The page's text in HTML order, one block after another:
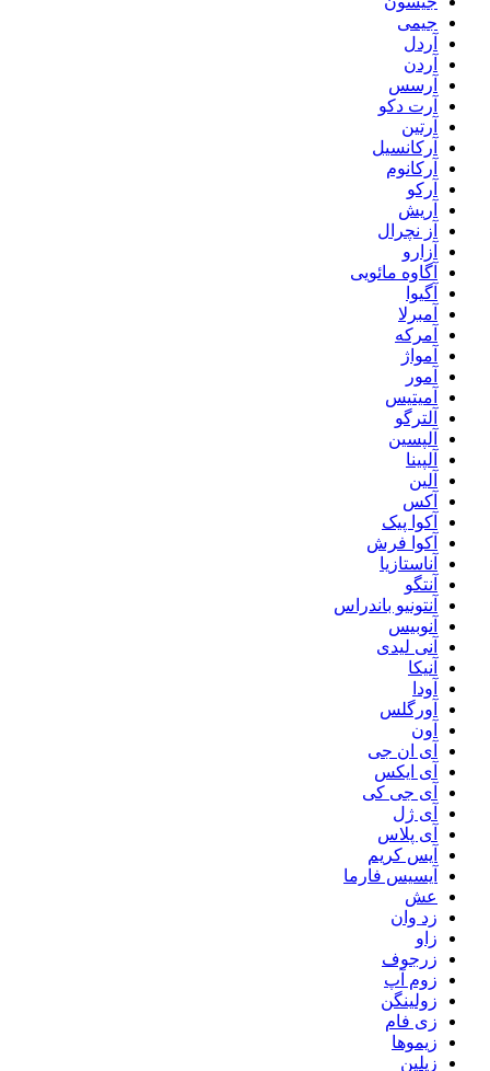
جیمی
آردل
آردن
آرسس
آرت دکو
آرتین
آرکانسیل
آرکانوم
آرکو
آریش
آز نچرال
آزارو
آگاوه مائویی
آگیوا
آمبرلا
آمرکه
آمواژ
آمور
آمیتیس
آلترگو
آلپسین
آلپینا
آلین
آکس
آکوا پیک
آکوا فرش
آناستازیا
آنتگو
آنتونیو باندراس
آنوبیس
آنی لیدی
آنیکا
آودا
آورگلس
آون
آی ان جی
آی ایکس
آی جی کی
آی ژل
آی پلاس
آیس کریم
آیسیس فارما
عش
زد وان
زاو
زرجوف
زوم آپ
زولینگن
زی فام
زیموها
زیلین